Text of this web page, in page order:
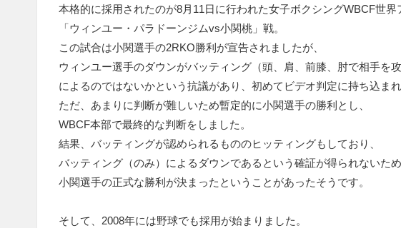
本格的に採用されたのが8月11日に行われた女子ボクシングWBCF世
「ウィンユー・パラドーンジムvs小関桃」戦。
この試合は小関選手の2RKO勝利が宣告されましたが、
ウィンユー選手のダウンがバッティング（頭、肩、前膝、肘で相手を攻
によるのではないかという抗議があり、初めてビデオ判定に持ち込まれ
ただ、あまりに判断が難しいため暫定的に小関選手の勝利とし、
WBCF本部で最終的な判断をしました。
結果、バッティングが認められるもののヒッティングもしており、
バッティング（のみ）によるダウンであるという確証が得られないため
小関選手の正式な勝利が決まったということがあったそうです。
そして、2008年には野球でも採用が始まりました。